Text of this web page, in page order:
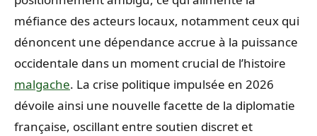
méfiance des acteurs locaux, notamment ceux qui
dénoncent une dépendance accrue à la puissance
occidentale dans un moment crucial de l’histoire
malgache. La crise politique impulsée en 2026
dévoile ainsi une nouvelle facette de la diplomatie
française, oscillant entre soutien discret et